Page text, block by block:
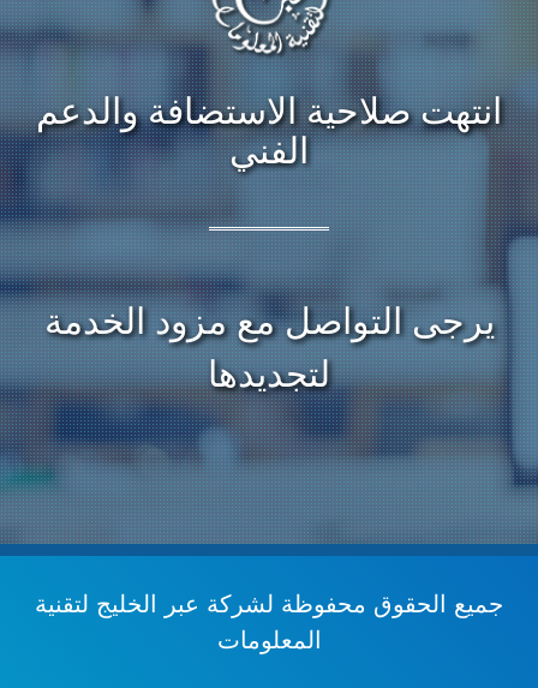
انتهت صلاحية الاستضافة والدعم
الفني
يرجى التواصل مع مزود الخدمة
لتجديدها
جميع الحقوق محفوظة لشركة عبر الخليج لتقنية
المعلومات